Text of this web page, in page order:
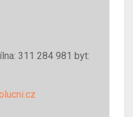
311 284 981 byt: